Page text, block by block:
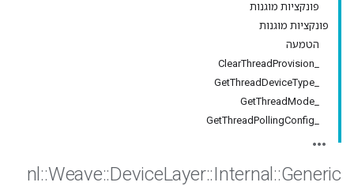
פונקציות מוגנות
פונקציות מוגנות
הטמעה
nl ::Weave::DeviceLayer::Internal ::Generic